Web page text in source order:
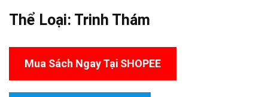
Thể Loại: Trinh Thám
Mua Sách Ngay Tại SHOPEE